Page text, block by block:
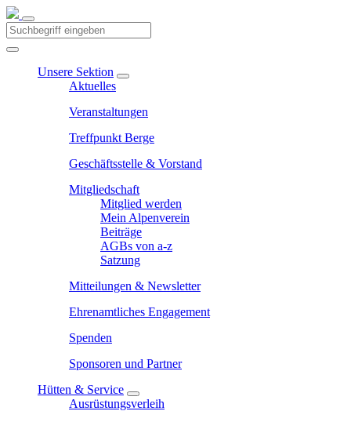
Unsere Sektion
Aktuelles
Veranstaltungen
Treffpunkt Berge
Geschäftsstelle & Vorstand
Mitgliedschaft
Mitglied werden
Mein Alpenverein
Beiträge
AGBs von a-z
Satzung
Mitteilungen & Newsletter
Ehrenamtliches Engagement
Spenden
Sponsoren und Partner
Hütten & Service
Ausrüstungsverleih